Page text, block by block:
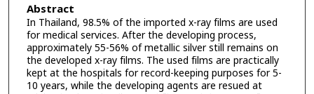
Abstract
In Thailand, 98.5% of the imported x-ray films are used
for medical services. After the developing process,
approximately 55-56% of metallic silver still remains on
the developed x-ray films. The used films are practically
kept at the hospitals for record-keeping purposes for 5-
10 years, while the developing agents are resued at